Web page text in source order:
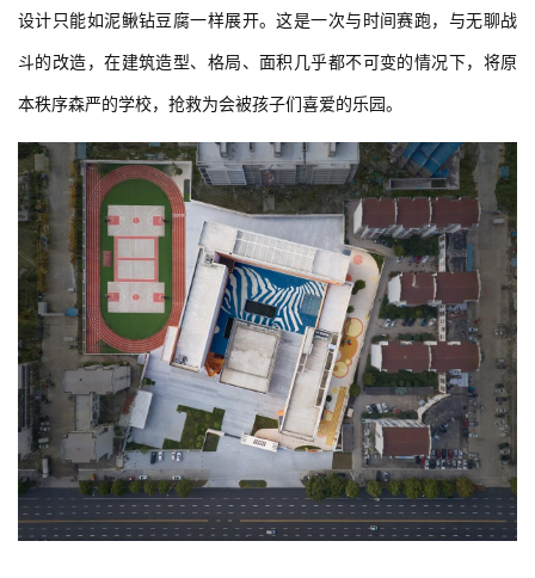
设计只能如泥鳅钻豆腐一样展开。这是一次与时间赛跑，与无聊战
斗的改造，在建筑造型、格局、面积几乎都不可变的情况下，将原
本秩序森严的学校，抢救为会被孩子们喜爱的乐园。